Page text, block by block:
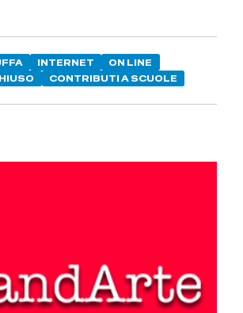
INTERNET
ON LINE
CONTRIBUTI A SCUOLE